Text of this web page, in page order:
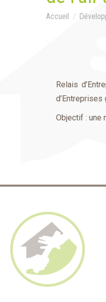
Vous êtes ici :
Accueil
Relais
d’Entreprises
Objectif : une